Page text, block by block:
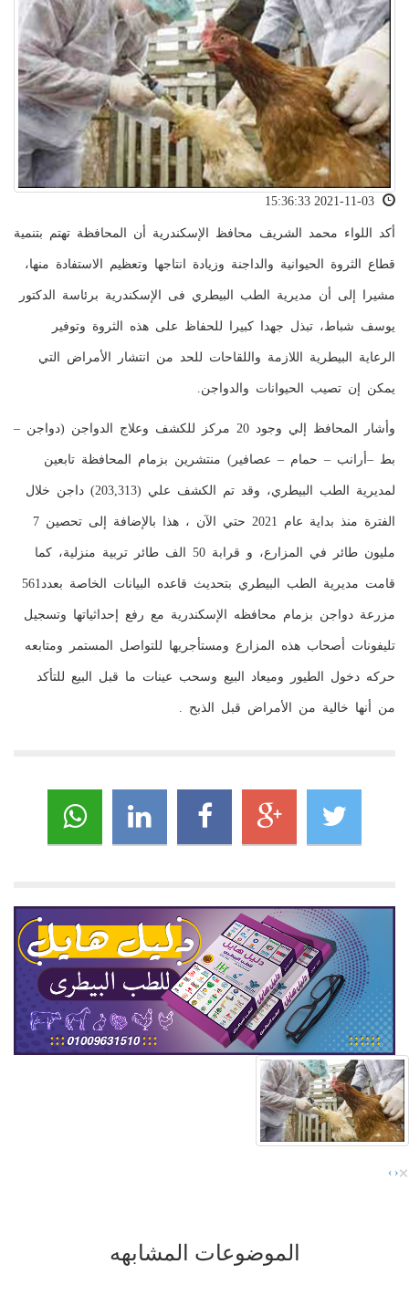
أكد اللواء محمد الشريف محافظ الإسكندرية أن المحافظة تهتم بتنمية
قطاع الثروة الحيوانية والداجنة وزيادة انتاجها وتعظيم الاستفادة منها،
مشيرا إلى أن مديرية الطب البيطري فى الإسكندرية برئاسة الدكتور
يوسف شباط، تبذل جهدا كبيرا للحفاظ على هذه الثروة وتوفير
الرعاية البيطرية اللازمة واللقاحات للحد من انتشار الأمراض التي
يمكن إن تصيب الحيوانات والدواجن.
وأشار المحافظ إلي وجود 20 مركز للكشف وعلاج الدواجن (دواجن –
بط –أرانب – حمام – عصافير) منتشرين بزمام المحافظة تابعين
لمديرية الطب البيطري، وقد تم الكشف علي (203,313) داجن خلال
الفترة منذ بداية عام 2021 حتي الآن ، هذا بالإضافة إلى تحصين 7
مليون طائر في المزارع، و قرابة 50 الف طائر تربية منزلية، كما
قامت مديرية الطب البيطري بتحديث قاعده البيانات الخاصة بعدد561
مزرعة دواجن بزمام محافظه الإسكندرية مع رفع إحداثياتها وتسجيل
تليفونات أصحاب هذه المزارع ومستأجريها للتواصل المستمر ومتابعه
حركه دخول الطيور وميعاد البيع وسحب عينات ما قبل البيع للتأكد
من أنها خالية من الأمراض قبل الذبح .
‹
› ×
الموضوعات المشابهه